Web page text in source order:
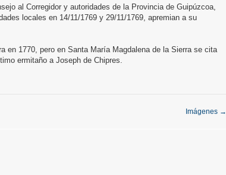
al Corregidor y autoridades de la Provincia de Guipúzcoa,
locales en 14/11/1769 y 29/11/1769, apremian a su
en 1770, pero en Santa María Magdalena de la Sierra se cita
ermitaño a Joseph de Chipres.
Imágenes →